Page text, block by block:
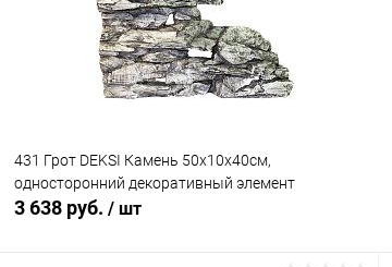
В избранное
431 Грот DEKSI Камень 50х10х40см,
односторонний декоративный элемент
3 638 руб. / шт